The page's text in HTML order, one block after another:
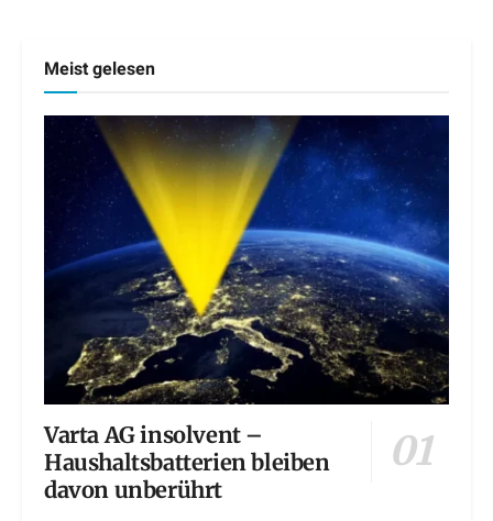
Meist gelesen
Varta AG insolvent –
Haushaltsbatterien bleiben
davon unberührt